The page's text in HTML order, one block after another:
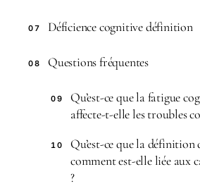
07 Déficience cognitive définition
08 Questions fréquentes
09
Qu’est-ce que la fatigue
affecte-t-elle les troubles
10
Qu’est-ce que la
comment est-elle liée aux
?